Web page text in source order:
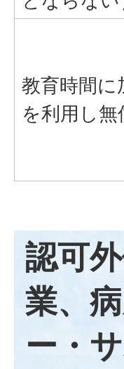
教育時間に
を利用し
認可
業、
ー・